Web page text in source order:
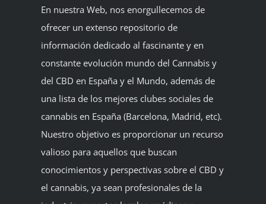
En nuestra Web, nos enorgullecemos de
ofrecer un extenso repositorio de
información dedicado al fascinante y en
constante evolución mundo del Cannabis y
del CBD en España y el Mundo, además de
una lista de los mejores clubes sociales de
cannabis en España (Barcelona, Madrid, etc).
Nuestro objetivo es proporcionar un recurso
valioso para aquellos que buscan
conocimientos y perspectivas sobre el CBD y
el cannabis, ya sean profesionales de la